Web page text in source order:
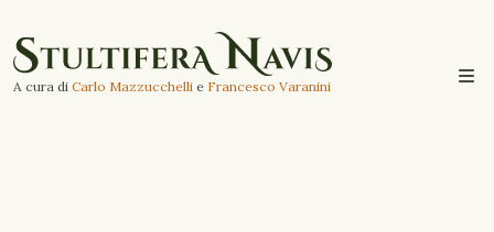
A cura di Carlo Mazzucchelli e Francesco Varanini